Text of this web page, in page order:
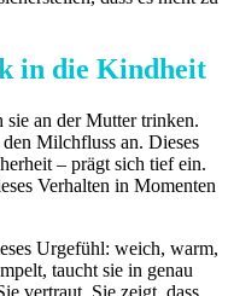
in die Kindheit
sie an der Mutter trinken.
Milchfluss an. Dieses
– prägt sich tief ein.
Verhalten in Momenten
Urgefühl: weich, warm,
taucht sie in genau